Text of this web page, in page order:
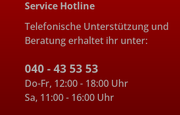
Service Hotline
Telefonische Unterstützung und
Beratung erhaltet ihr unter:
040 - 43 53 53
Do-Fr, 12:00 - 18:00 Uhr
Sa, 11:00 - 16:00 Uhr